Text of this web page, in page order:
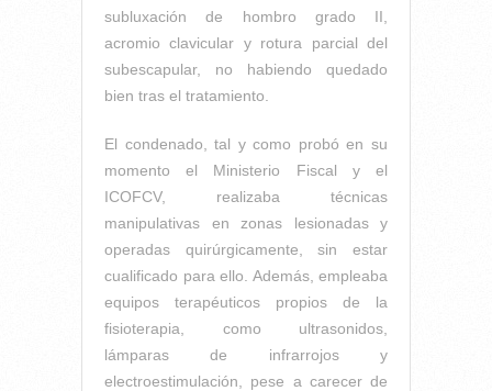
subluxación de hombro grado II,
acromio clavicular y rotura parcial del
subescapular, no habiendo quedado
bien tras el tratamiento.
El condenado, tal y como probó en su
momento el Ministerio Fiscal y el
ICOFCV, realizaba técnicas
manipulativas en zonas lesionadas y
operadas quirúrgicamente, sin estar
cualificado para ello. Además, empleaba
equipos terapéuticos propios de la
fisioterapia, como ultrasonidos,
lámparas de infrarrojos y
electroestimulación, pese a carecer de